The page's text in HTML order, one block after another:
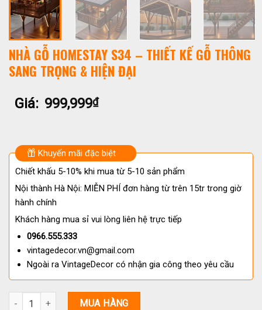
NHÀ GỖ HOMESTAY S34 – THIẾT KẾ GỖ THÔNG
SANG TRỌNG & HIỆN ĐẠI
Giá: 999,999₫
Khuyến mãi đặc biệt
Chiết khấu 5-10% khi mua từ 5-10 sản phẩm
Nội thành Hà Nội: MIỄN PHÍ đơn hàng từ trên 15tr trong giờ
hành chính
Khách hàng mua sỉ vui lòng liên hệ trực tiếp
0966.555.333
vintagedecor.vn@gmail.com
Ngoài ra VintageDecor có nhận gia công theo yêu cầu
Nhà Gỗ Homestay S34 – Thiết Kế Gỗ Thông Sang Trọng & Hiện
MUA HÀNG